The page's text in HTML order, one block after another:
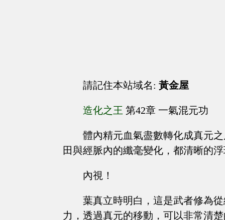
請記住本站域名: 黃金屋
造化之王 第42章 一氣混元功
體內精元血氣盡數轉化成真元
田與經脈內的纖毫變化，都清晰的
內視！
葉真立時明白，這是武者修為
力，透過真元的移動，可以非常清